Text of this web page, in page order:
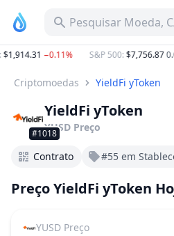
Pesquisar Moeda,
−0.11% S&P 500:$7,756.87
Criptomoedas YieldFi yToken
#1018
YieldFi yToken
YUSD Preço
Contrato #55 em
Preço YieldFi yToken
YUSD Preço